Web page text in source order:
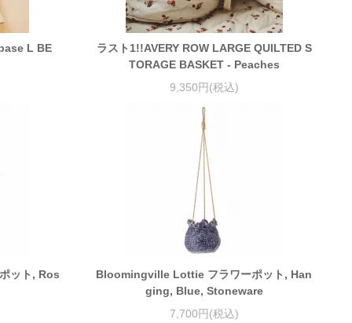
L BE
ラスト1!!AVERY ROW LARGE QUILTED S
TORAGE BASKET - Peaches
9,350円(税込)
ット, Ros
Bloomingville Lottie フラワーポット, Han
ging, Blue, Stoneware
7,700円(税込)